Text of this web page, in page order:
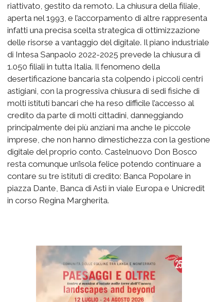
riattivato, gestito da remoto. La chiusura della filiale,
aperta nel 1993, e l’accorpamento di altre rappresenta
infatti una precisa scelta strategica di ottimizzazione
delle risorse a vantaggio del digitale. Il piano industriale
di Intesa Sanpaolo 2022-2025 prevede la chiusura di
1.050 filiali in tutta Italia. Il fenomeno della
desertificazione bancaria sta colpendo i piccoli centri
astigiani, con la progressiva chiusura di sedi fisiche di
molti istituti bancari che ha reso difficile l’accesso al
credito da parte di molti cittadini, danneggiando
principalmente dei più anziani ma anche le piccole
imprese, che non hanno dimestichezza con la gestione
digitale del proprio conto. Castelnuovo Don Bosco
resta comunque un’isola felice potendo continuare a
contare su tre istituti di credito: Banca Popolare in
piazza Dante, Banca di Asti in viale Europa e Unicredit
in corso Regina Margherita.